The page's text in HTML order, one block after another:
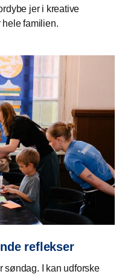
jer i kreative
familien.
reflekser
søndag. I kan udforske